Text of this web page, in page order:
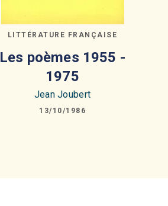
LITTÉRATURE FRANÇAISE
Les poèmes 1955 -
1975
Jean Joubert
13/10/1986